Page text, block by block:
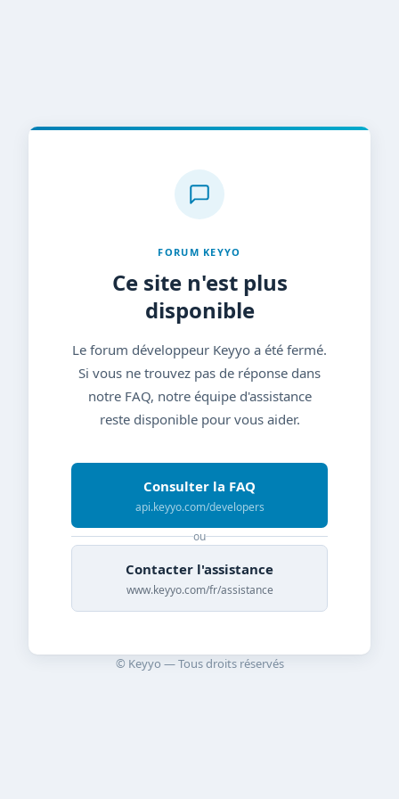
FORUM KEYYO
Ce site n'est plus
disponible
Le forum développeur Keyyo a été fermé.
Si vous ne trouvez pas de réponse dans
notre FAQ, notre équipe d'assistance
reste disponible pour vous aider.
Consulter la FAQ
api.keyyo.com/developers
ou
Contacter l'assistance
www.keyyo.com/fr/assistance
© Keyyo — Tous droits réservés